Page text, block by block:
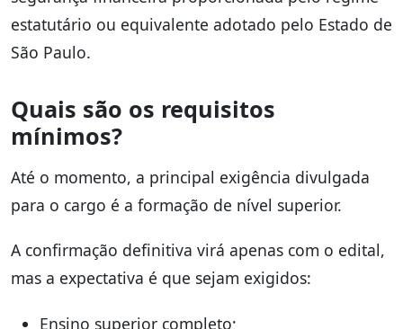
estatutário ou equivalente adotado pelo Estado de
São Paulo.
Quais são os requisitos
mínimos?
Até o momento, a principal exigência divulgada
para o cargo é a formação de nível superior.
A confirmação definitiva virá apenas com o edital,
mas a expectativa é que sejam exigidos:
Ensino superior completo;